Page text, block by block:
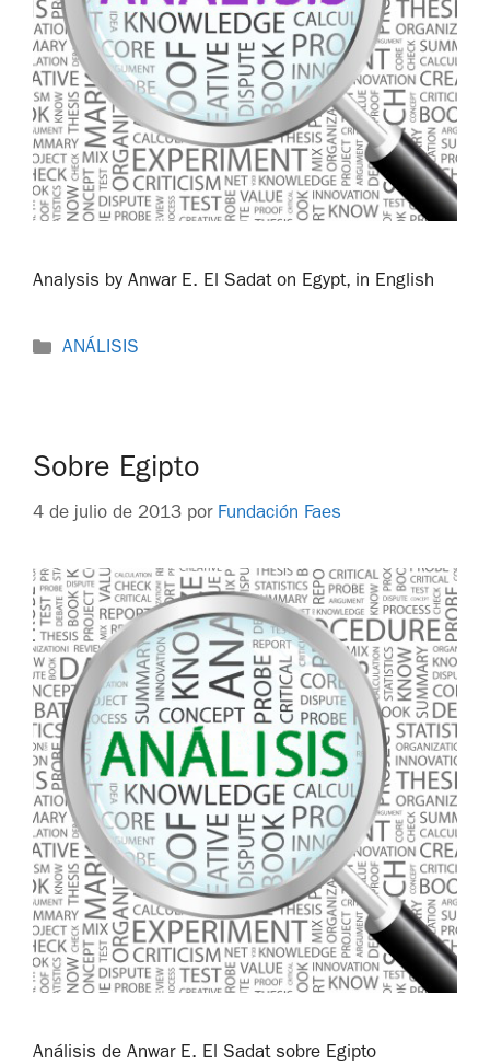
Analysis by Anwar E. El Sadat on Egypt, in English
ANÁLISIS
Sobre Egipto
4 de julio de 2013 por Fundación Faes
Análisis de Anwar E. El Sadat sobre Egipto